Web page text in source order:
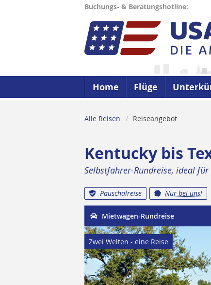
Buchungs- & Beratungshotline:
Home Flüge
Alle Reisen Reiseangebot
Kentucky bis
Selbstfahrer-Rundreise, ideal
Pauschalreise Nur bei uns!
Mietwagen-Rundreise
Zwei Welten - eine Reise